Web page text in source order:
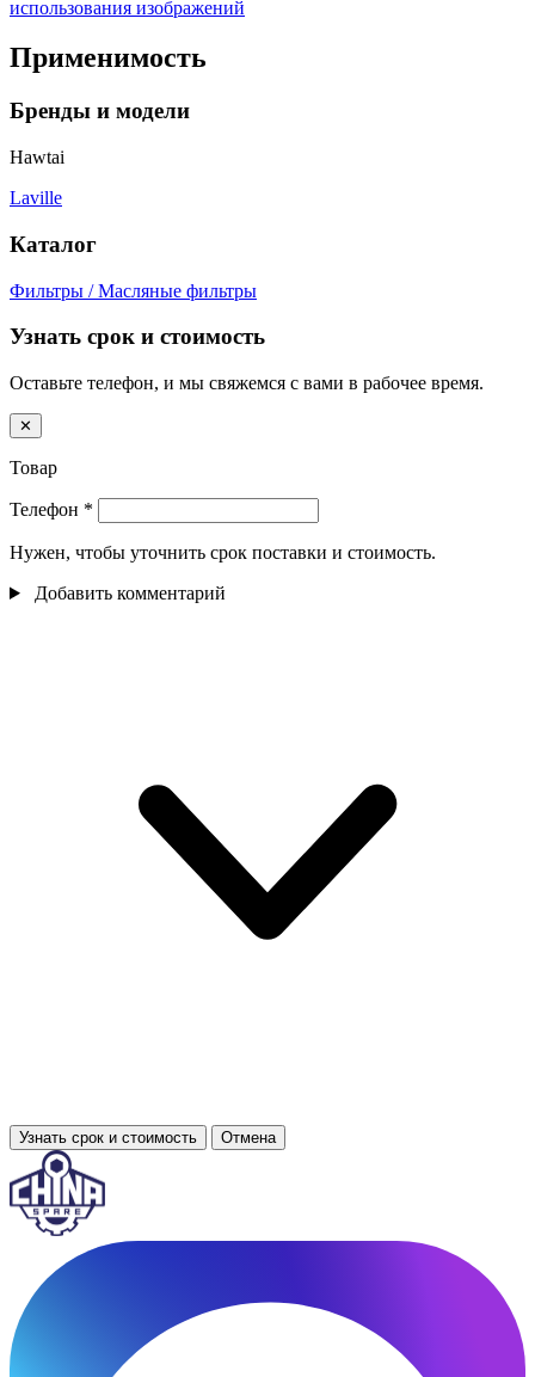
использования изображений
Применимость
Бренды и модели
Hawtai
Laville
Каталог
Фильтры / Масляные фильтры
Узнать срок и стоимость
Оставьте телефон, и мы свяжемся с вами в рабочее время.
✕
Товар
Телефон *
Нужен, чтобы уточнить срок поставки и стоимость.
Добавить комментарий
Узнать срок и стоимость Отмена